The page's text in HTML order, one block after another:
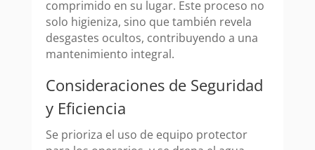
comprimido en su lugar. Este proceso no
solo higieniza, sino que también revela
desgastes ocultos, contribuyendo a una
mantenimiento integral.
Consideraciones de Seguridad
y Eficiencia
Se prioriza el uso de equipo protector